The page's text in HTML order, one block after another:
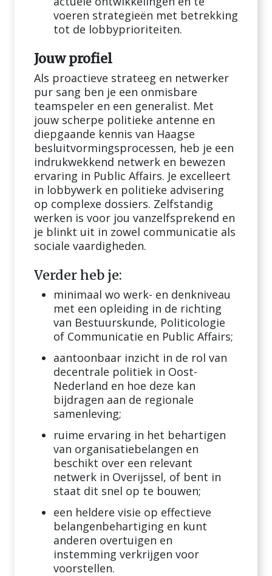
voeren strategieën met betrekking
tot de lobbyprioriteiten.
Jouw profiel
Als proactieve strateeg en netwerker
pur sang ben je een onmisbare
teamspeler en een generalist. Met
jouw scherpe politieke antenne en
diepgaande kennis van Haagse
besluitvormingsprocessen, heb je een
indrukwekkend netwerk en bewezen
ervaring in Public Affairs. Je excelleert
in lobbywerk en politieke advisering
op complexe dossiers. Zelfstandig
werken is voor jou vanzelfsprekend en
je blinkt uit in zowel communicatie als
sociale vaardigheden.
Verder heb je:
minimaal wo werk- en denkniveau
met een opleiding in de richting
van Bestuurskunde, Politicologie
of Communicatie en Public Affairs;
aantoonbaar inzicht in de rol van
decentrale politiek in Oost-
Nederland en hoe deze kan
bijdragen aan de regionale
samenleving;
ruime ervaring in het behartigen
van organisatiebelangen en
beschikt over een relevant
netwerk in Overijssel, of bent in
staat dit snel op te bouwen;
een heldere visie op effectieve
belangenbehartiging en kunt
anderen overtuigen en
instemming verkrijgen voor
voorstellen.